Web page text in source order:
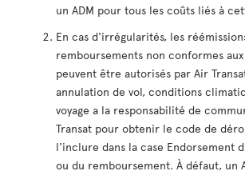
un ADM pour tous les coûts liés à
En cas d'irrégularités, les
remboursements non conformes
peuvent être autorisés par Air
annulation de vol, conditions
voyage a la responsabilité de
Transat pour obtenir le code de
l'inclure dans la case Endorsement
ou du remboursement. À défaut, un